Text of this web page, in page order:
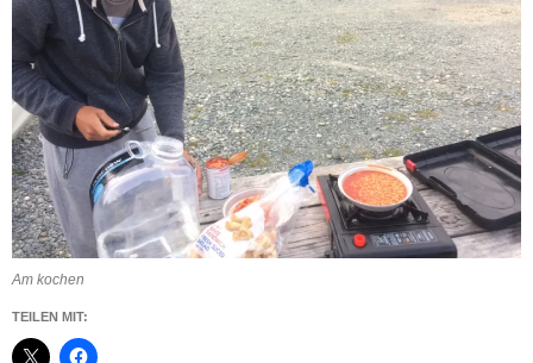
Am kochen
TEILEN MIT: